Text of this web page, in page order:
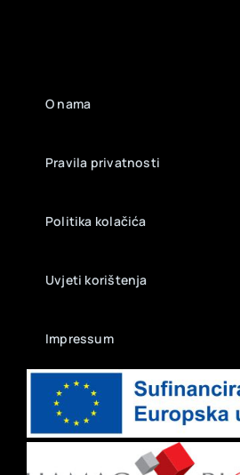
O nama
Pravila privatnosti
Politika kolačića
Uvjeti korištenja
Impressum